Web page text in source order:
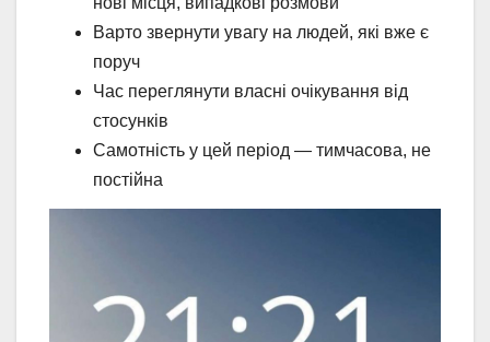
Варто звернути увагу на людей, які вже є
поруч
Час переглянути власні очікування від
стосунків
Самотність у цей період — тимчасова, не
постійна